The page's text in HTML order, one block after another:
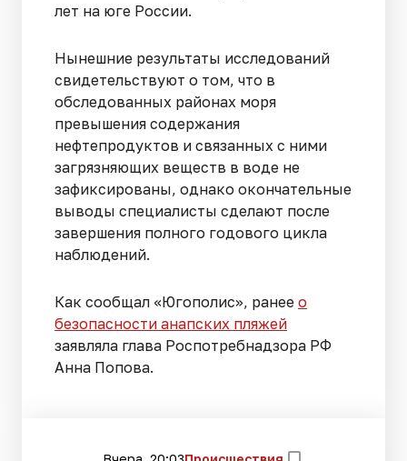
лет на юге России.
Нынешние результаты исследований
свидетельствуют о том, что в
обследованных районах моря
превышения содержания
нефтепродуктов и связанных с ними
загрязняющих веществ в воде не
зафиксированы, однако окончательные
выводы специалисты сделают после
завершения полного годового цикла
наблюдений.
Как сообщал «Югополис», ранее о
безопасности анапских пляжей
заявляла глава Роспотребнадзора РФ
Анна Попова.